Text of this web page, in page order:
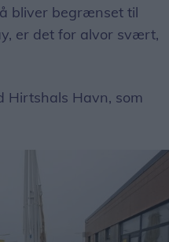
bliver begrænset til
er det for alvor svært,
Hirtshals Havn, som